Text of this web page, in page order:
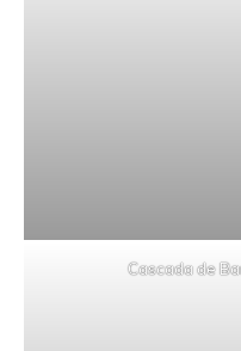
Cascada de